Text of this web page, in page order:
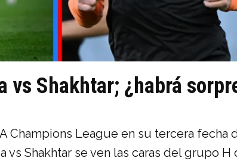
vs Shakhtar; ¿habrá
Champions League en su tercera fecha
Shakhtar se ven las caras del grupo H